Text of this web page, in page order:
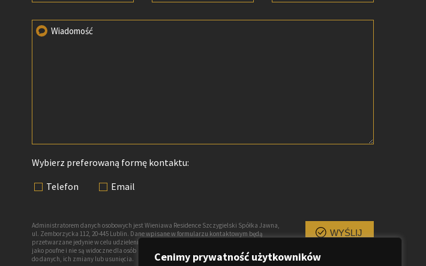
Cenimy prywatność użytkowników
Wiadomość
Wybierz preferowaną formę kontaktu:
Telefon
Email
Administratorem danych osobowych jest Wieniawa Residence Szczygielski Spółka Jawna,
ul. Zemborzycka 112, 20-445 Lublin. Dane wpisane w formularzu kontaktowym będą
przetwarzane jedynie w celu udzielenia odpowiedzi na przesłane zapytanie, są traktowane
jako poufne i nie są widoczne dla osób nieuprawnionych. Każda osoba ma prawo dostępu
do danych, ich zmiany lub usunięcia.
WYŚLIJ